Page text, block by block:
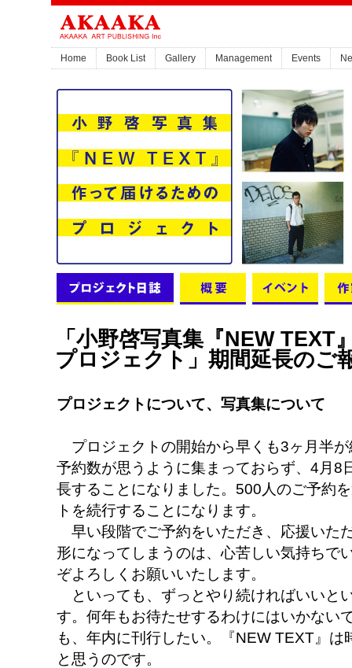
Home Book List Gallery Management Events
「小野啓写真集『NEW
プロジェクト」期間延長のご
プロジェクトについて、写真集について
プロジェクトの開始から早くも3ヶ月半
予約数が思うように集まっておらず、4月8
長することになりました。500人のご予約
トを続行することになります。
早い段階でご予約をいただき、応援いた
形になってしまうのは、心苦しい気持ちで
ぞよろしくお願いいたします。
といっても、ずっとやり続ければいいと
す。何年もお待たせするわけにはいかない
も、年内に刊行したい。『NEW TEXT』
と思うのです。